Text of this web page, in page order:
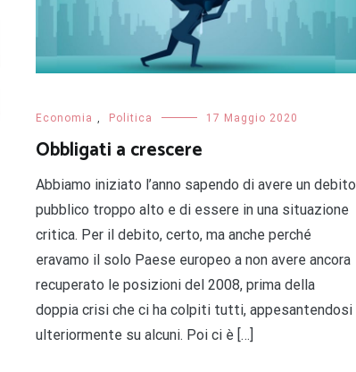
Economia , Politica 17 Maggio 2020
Obbligati a crescere
Abbiamo iniziato l’anno sapendo di avere un debito
pubblico troppo alto e di essere in una situazione
critica. Per il debito, certo, ma anche perché
eravamo il solo Paese europeo a non avere ancora
recuperato le posizioni del 2008, prima della
doppia crisi che ci ha colpiti tutti, appesantendosi
ulteriormente su alcuni. Poi ci è […]